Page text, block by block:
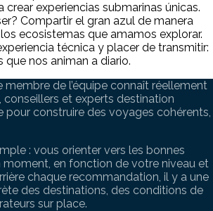
experiencias submarinas únicas.
Compartir el gran azul de manera
ecosistemas que amamos explorar.
técnica y placer de transmitir:
que nos animan a diario.
membre de l’équipe connaît réellement
conseillers et experts destination
pour construire des voyages cohérents,
: vous orienter vers les bonnes
moment, en fonction de votre niveau et
chaque recommandation, il y a une
des destinations, des conditions de
sur place.